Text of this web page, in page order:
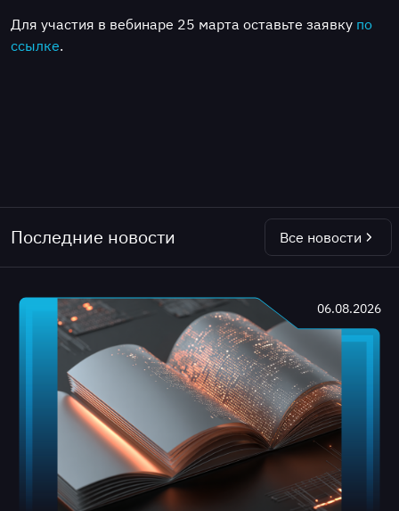
Для участия в вебинаре 25 марта оставьте заявку по
ссылке.
Последние новости Все новости
06.08.2026